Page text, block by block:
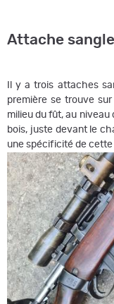
Attache sangle
Il y a trois attaches
première se trouve
milieu du fût, au niveau
bois, juste devant le
une spécificité de cette